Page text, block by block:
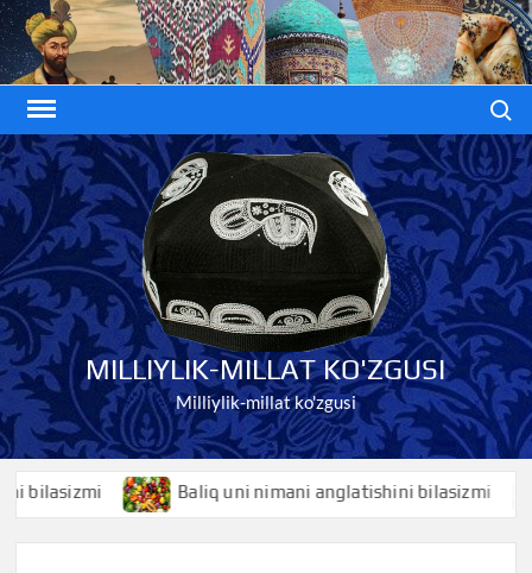
Skip
to
content
MILLIYLIK-MILLAT KO'ZGUSI
Milliylik-millat ko'zgusi
Baliq uni nimani anglatishini bilasizmi